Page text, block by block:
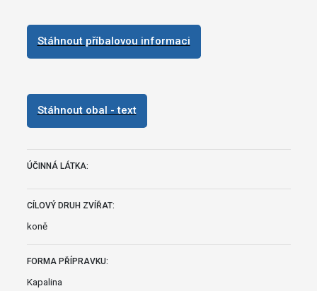
Stáhnout příbalovou informaci
Stáhnout obal - text
ÚČINNÁ LÁTKA:
CÍLOVÝ DRUH ZVÍŘAT:
koně
FORMA PŘÍPRAVKU:
Kapalina